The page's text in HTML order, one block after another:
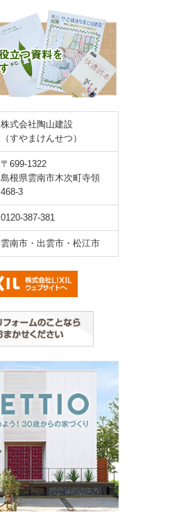
株式会社陶山建設
（すやまけんせつ）
〒699-1322
島根県雲南市木次町寺領
468-3
0120-387-381
雲南市・出雲市・松江市